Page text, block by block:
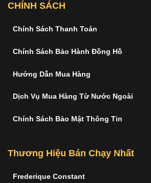
CHÍNH SÁCH
Chính Sách Thanh Toán
Chính Sách Bảo Hành Đồng Hồ
Hướng Dẫn Mua Hàng
Dịch Vụ Mua Hàng Từ Nước Ngoài
Chính Sách Bảo Mật Thông Tin
Thương Hiệu Bán Chạy Nhất
Frederique Constant